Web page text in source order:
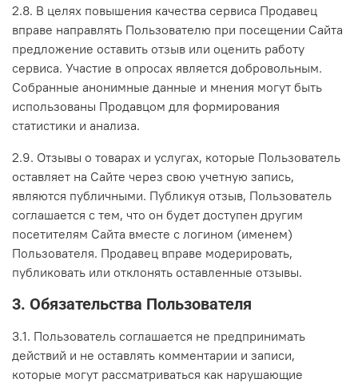
2.8. В целях повышения качества сервиса Продавец
вправе направлять Пользователю при посещении Сайта
предложение оставить отзыв или оценить работу
сервиса. Участие в опросах является добровольным.
Собранные анонимные данные и мнения могут быть
использованы Продавцом для формирования
статистики и анализа.
2.9. Отзывы о товарах и услугах, которые Пользователь
оставляет на Сайте через свою учетную запись,
являются публичными. Публикуя отзыв, Пользователь
соглашается с тем, что он будет доступен другим
посетителям Сайта вместе с логином (именем)
Пользователя. Продавец вправе модерировать,
публиковать или отклонять оставленные отзывы.
3. Обязательства Пользователя
3.1. Пользователь соглашается не предпринимать
действий и не оставлять комментарии и записи,
которые могут рассматриваться как нарушающие